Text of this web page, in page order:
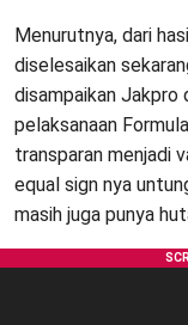
Menurutnya, dari
diselesaikan
disampaikan Jakpro
pelaksanaan
transparan menjadi
equal sign nya
masih juga punya